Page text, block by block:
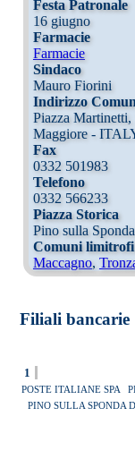
Festa Patronale
16 giugno
Farmacie
Farmacie
Sindaco
Mauro Fiorini
Indirizzo
Piazza
Maggiore -
Fax
0332 501983
Telefono
0332 566233
Piazza Storica
Pino sulla
Comuni limitrofi
Maccagno,
Filiali bancarie
1
POSTE ITALIANE SPA
PINO SULLA SPONDA